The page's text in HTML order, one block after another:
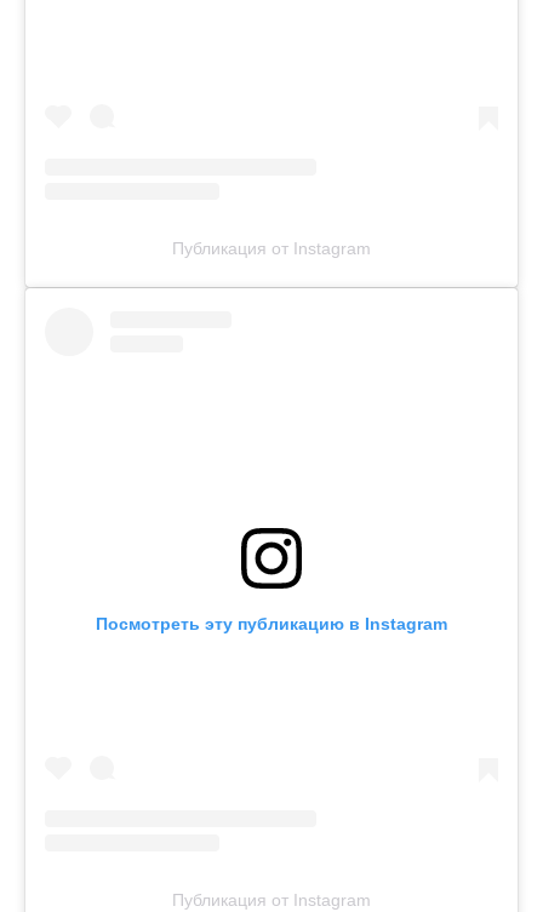
Публикация от Instagram
Посмотреть эту публикацию в Instagram
Публикация от Instagram